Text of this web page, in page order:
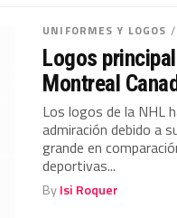
UNIFORMES Y LOGOS /
Logos
Montreal
Los logos de la NHL
admiración debido a
grande en
deportivas...
ByIsi Roquer